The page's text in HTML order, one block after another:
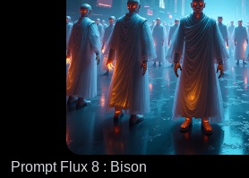
Prompt Flux 8 : Bison